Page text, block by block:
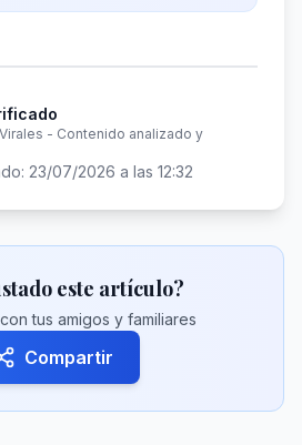
- Contenido analizado y
23/07/2026 a las 12:32
este artículo?
tus amigos y familiares
Compartir